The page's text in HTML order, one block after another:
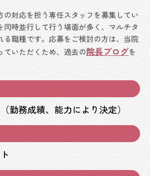
の対応を担う専任スタッフを募集してい
同時並行して行う場面が多く、マルチタ
る職種です。応募をご検討の方は、当院
ていただくため、過去の院長ブログを
勤務成績、能力により決定）